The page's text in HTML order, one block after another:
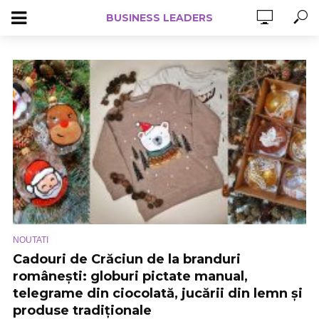
BUSINESS LEADERS
NOUTATI
Cadouri de Crăciun de la branduri
românești: globuri pictate manual,
telegrame din ciocolată, jucării din lemn și
produse tradiționale